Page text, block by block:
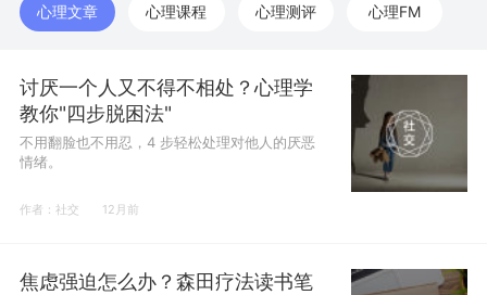
心理文章 心理课程 心理测评 心理FM
讨厌一个人又不得不相处？心理学
教你"四步脱困法"
不用翻脸也不用忍，4 步轻松处理对他人的厌恶
情绪。
作者：社交 12月前
焦虑强迫怎么办？森田疗法读书笔